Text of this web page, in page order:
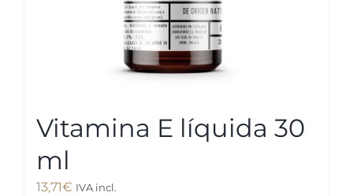
Vitamina E líquida 30
ml
13,71€ IVA incl.